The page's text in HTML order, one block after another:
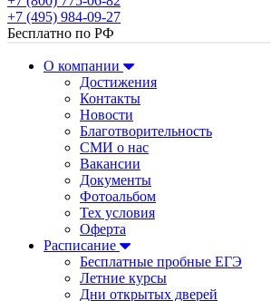
+7 (495) 984-09-27
Бесплатно по РФ
О компании
Достижения
Контакты
Новости
Благотворительность
СМИ о нас
Вакансии
Документы
Фотоальбом
Тех условия
Оферта
Расписание
Бесплатные пробные ЕГЭ
Летние курсы
Дни открытых дверей